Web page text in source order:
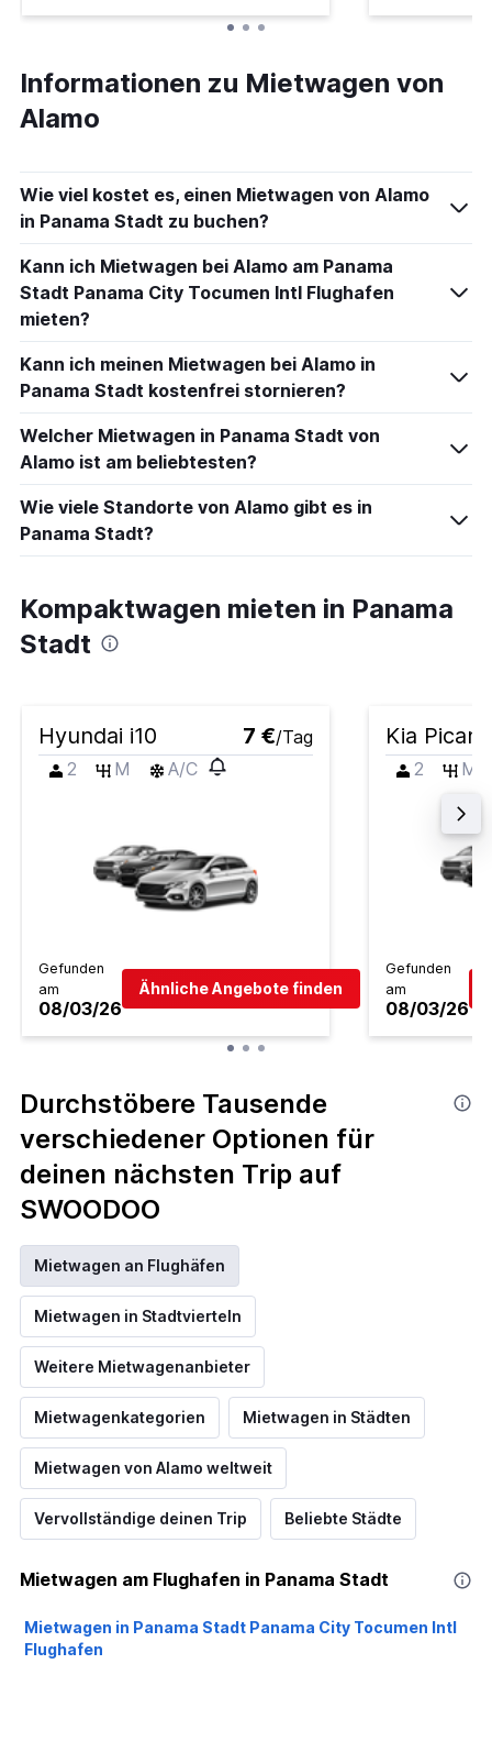
Informationen zu Mietwagen von
Alamo
Wie viel kostet es, einen Mietwagen von Alamo
in Panama Stadt zu buchen?
Kann ich Mietwagen bei Alamo am Panama
Stadt Panama City Tocumen Intl Flughafen
mieten?
Kann ich meinen Mietwagen bei Alamo in
Panama Stadt kostenfrei stornieren?
Welcher Mietwagen in Panama Stadt von
Alamo ist am beliebtesten?
Wie viele Standorte von Alamo gibt es in
Panama Stadt?
Kompaktwagen mieten in Panama
Stadt
Hyundai i10 7 €/Tag
2
M A/C
Gefunden
am
08/03/26
Ähnliche Angebote finden
Kia
2 M
Gefunden
am
08/03/26
Durchstöbere Tausende
verschiedener Optionen für
deinen nächsten Trip auf
SWOODOO
Mietwagen an Flughäfen
Mietwagen in Stadtvierteln
Weitere Mietwagenanbieter
Mietwagenkategorien Mietwagen in Städten
Mietwagen von Alamo weltweit
Vervollständige deinen Trip Beliebte Städte
Mietwagen am Flughafen in Panama Stadt
Mietwagen in Panama Stadt Panama City Tocumen Intl
Flughafen